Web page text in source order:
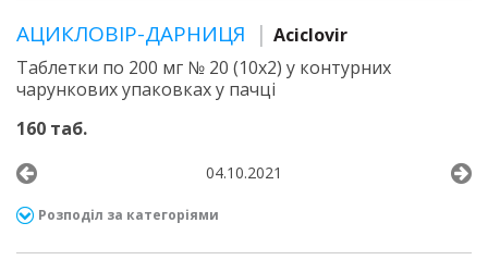
АЦИКЛОВІР-ДАРНИЦЯ
Aciclovir
Таблетки по 200 мг № 20 (10х2) у контурних
чарункових упаковках у пачці
160 таб.
04.10.2021
Розподіл за категоріями